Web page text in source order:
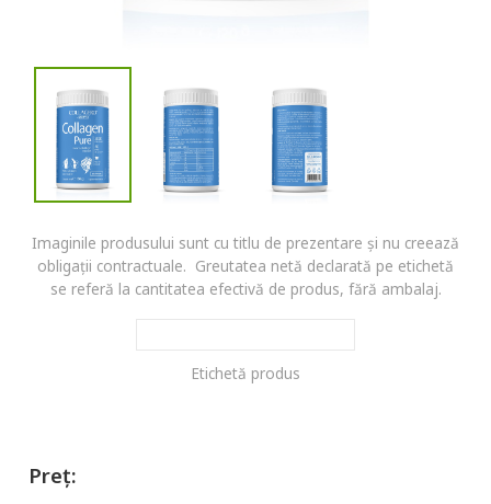
Imaginile produsului sunt cu titlu de prezentare și nu creează
obligații contractuale. Greutatea netă declarată pe etichetă
se referă la cantitatea efectivă de produs, fără ambalaj.
Etichetă produs